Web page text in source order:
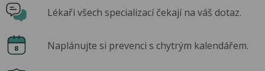
Lékaři všech specializací čekají na váš dotaz.
Naplánujte si prevenci s chytrým kalendářem.